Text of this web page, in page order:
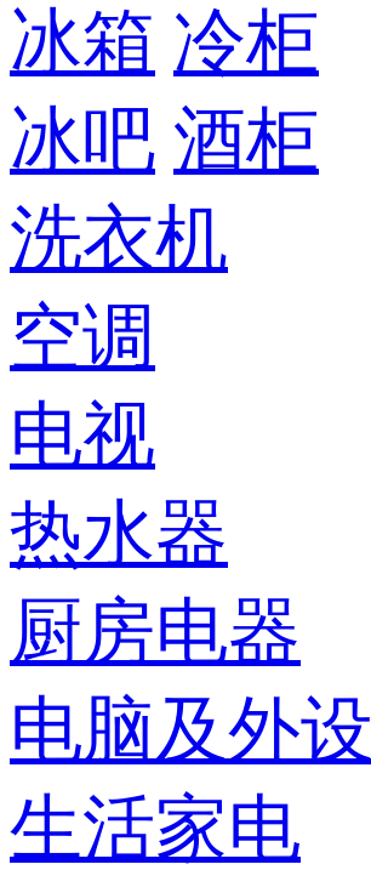
冰箱 冷柜
冰吧 酒柜
洗衣机
空调
电视
热水器
厨房电器
电脑及外设
生活家电